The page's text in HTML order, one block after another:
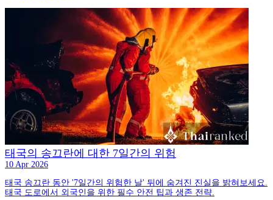
태국의 송끄란에 대한 7일간의 위험
10 Apr 2026
태국 송끄란 동안 '7일간의 위험한 날' 뒤에 숨겨진 진실을 밝혀보세요.
태국 도로에서 외국인을 위한 필수 안전 팁과 생존 전략.